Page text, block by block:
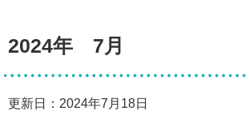
2024年 7月
更新日：2024年7月18日